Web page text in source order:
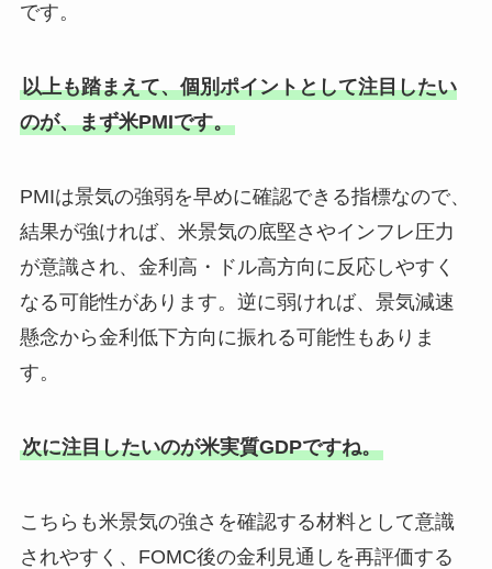
です。
以上も踏まえて、個別ポイントとして注目したい
のが、まず米PMIです。
PMIは景気の強弱を早めに確認できる指標なので、
結果が強ければ、米景気の底堅さやインフレ圧力
が意識され、金利高・ドル高方向に反応しやすく
なる可能性があります。逆に弱ければ、景気減速
懸念から金利低下方向に振れる可能性もありま
す。
次に注目したいのが米実質GDPですね。
こちらも米景気の強さを確認する材料として意識
されやすく、FOMC後の金利見通しを再評価する